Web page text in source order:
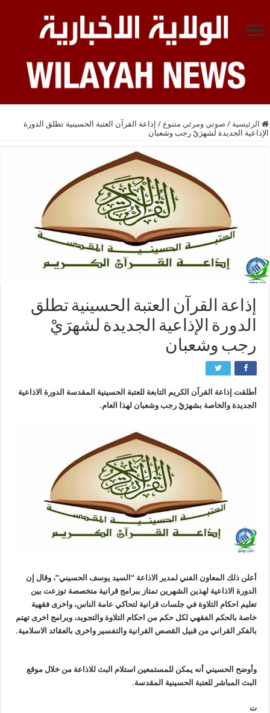
الرئيسية / صوتي ومرئي متنوع / إذاعة القرآن العتبة الحسينية تطلق الدورة
الإذاعية الجديدة لشهرَيْ رجب وشعبان
إذاعة القرآن العتبة الحسينية تطلق
الدورة الإذاعية الجديدة لشهرَيْ
رجب وشعبان
أطلقت إذاعة القرآن الكريم التابعة للعتبة الحسينية المقدسة الدورة الاذاعية
الجديدة والخاصة بشهرَيْ رجب وشعبان لهذا العام.
أعلن ذلك المعاون الفني لمدير الاذاعة “السيد يوسف الحسيني”، وقال إن
الدورة الاذاعية لهذين الشهرين تمتاز ببرامج قرانية متخصصة توزعت بين
تعليم احكام التلاوة في جلسات قرانية لتحاكي عامة الناس، واخرى فقهية
خاصة بالحكم الفقهي لكل حكم من احكام التلاوة والتجويد، وبرامج اخرى تهتم
بالفكر القراني من قبيل القصص القرانية والتفسير واخرى بالعقائد الاسلامية.
وأوضح الحسيني أنه يمكن للمستمعين استلام البث للاذاعة من خلال موقع
البث المباشر للعتبة الحسينية المقدسة.
ت